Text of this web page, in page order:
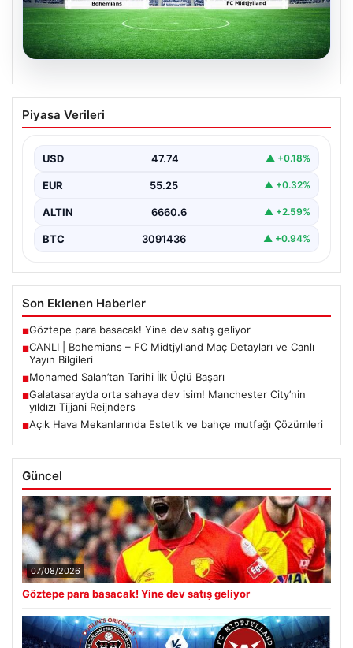
CANLI | Bohemians – FC Midtjylland
Maç Detayları ve Canlı Yayın Bilgileri
Ağustos 2026 tarihinde Dublin’deki Dalymount…
Piyasa Verileri
USD 47.74 ▲ +0.18%
EUR 55.25 ▲ +0.32%
ALTIN 6660.6 ▲ +2.59%
BTC 3091436 ▲ +0.94%
Son Eklenen Haberler
■Göztepe para basacak! Yine dev satış geliyor
■CANLI | Bohemians – FC Midtjylland Maç Detayları ve Canlı
Yayın Bilgileri
■Mohamed Salah’tan Tarihi İlk Üçlü Başarı
■Galatasaray’da orta sahaya dev isim! Manchester City’nin
yıldızı Tijjani Reijnders
■Açık Hava Mekanlarında Estetik ve bahçe mutfağı Çözümleri
Güncel
07/08/2026
Göztepe para basacak! Yine dev satış geliyor